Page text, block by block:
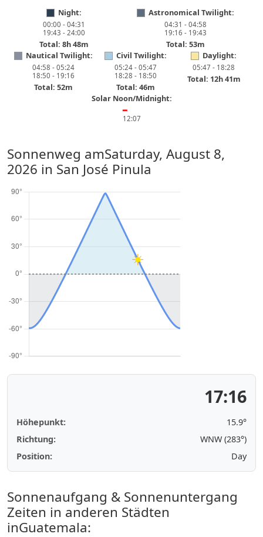
Night:
00:00 - 04:31
19:43 - 24:00
Total: 8h 48m
Astronomical Twilight:
04:31 - 04:58
19:16 - 19:43
Total: 53m
Nautical Twilight:
04:58 - 05:24
18:50 - 19:16
Total: 52m
Civil Twilight:
05:24 - 05:47
18:28 - 18:50
Total: 46m
Daylight:
05:47 - 18:28
Total: 12h 41m
Solar Noon/Midnight:
━
12:07
Sonnenweg amSaturday, August 8,
2026 in San José Pinula
17:16
Höhepunkt:
15.9°
Richtung:
WNW (283°)
Position:
Day
Sonnenaufgang & Sonnenuntergang
Zeiten in anderen Städten
inGuatemala: